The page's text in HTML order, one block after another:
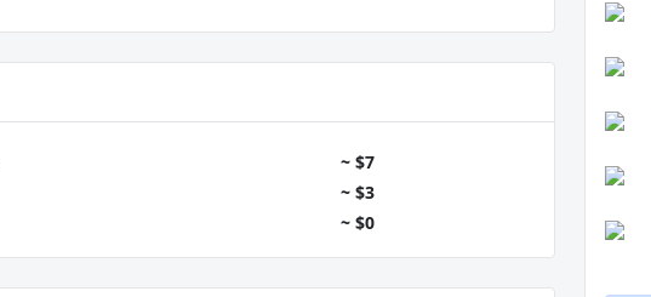
~ $7
~ $3
~ $0